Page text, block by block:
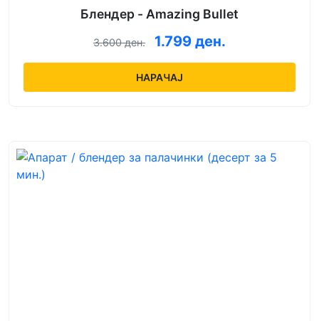
Блендер - Amazing Bullet
3.600 ден. 1.799 ден.
НАРАЧАЈ